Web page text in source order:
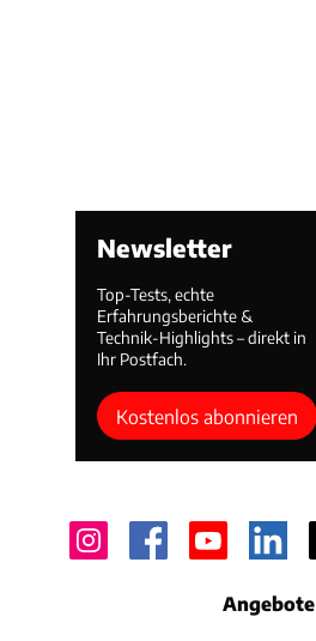
Newsletter
Top-Tests, echte
Erfahrungsberichte &
Technik-Highlights – direkt in
Ihr Postfach.
Kostenlos abonnieren
Angebote